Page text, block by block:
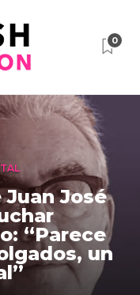
0
José
“Parece
un